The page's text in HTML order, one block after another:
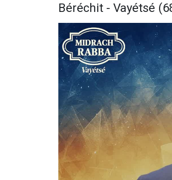
Béréchit - Vayétsé